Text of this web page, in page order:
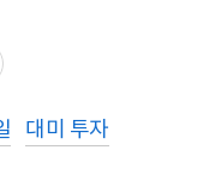
대미 투자